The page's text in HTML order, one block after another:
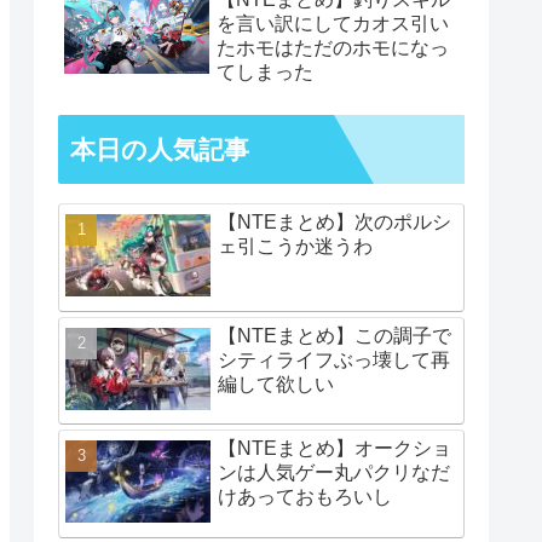
を言い訳にしてカオス引い
たホモはただのホモになっ
てしまった
本日の人気記事
【NTEまとめ】次のポルシ
ェ引こうか迷うわ
【NTEまとめ】この調子で
シティライフぶっ壊して再
編して欲しい
【NTEまとめ】オークショ
ンは人気ゲー丸パクリなだ
けあっておもろいし